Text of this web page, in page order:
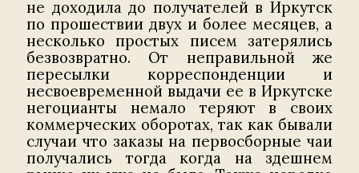
не доходила до получателей в Иркутск
по прошествии двух и более месяцев, а
несколько простых писем затерялись
безвозвратно. От неправильной же
пересылки корреспонденции и
несвоевременной выдачи ее в Иркутске
негоцианты немало теряют в своих
коммерческих оборотах, так как бывали
случаи что заказы на первосборные чаи
получались тогда когда на здешнем